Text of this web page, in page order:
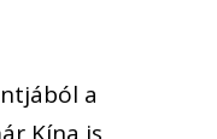
ából a